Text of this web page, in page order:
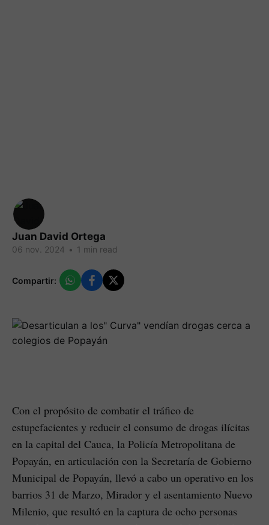
Juan David Ortega
06 nov. 2024 • 1 min read
Compartir:
Con el propósito de combatir el tráfico de
estupefacientes y reducir el consumo de drogas ilícitas
en la capital del Cauca, la Policía Metropolitana de
Popayán, en articulación con la Secretaría de Gobierno
Municipal de Popayán, llevó a cabo un operativo en los
barrios 31 de Marzo, Mirador y el asentamiento Nuevo
Milenio, que resultó en la captura de ocho personas